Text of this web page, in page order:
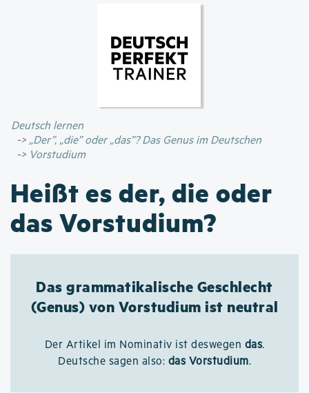
Inhalt
Deutsch lernen
„Der”, „die” oder „das”? Das Genus im Deutschen
Vorstudium
Heißt es der, die oder
das Vorstudium?
Das grammatikalische Geschlecht
(Genus) von Vorstudium ist neutral
Der Artikel im Nominativ ist deswegen das.
Deutsche sagen also: das Vorstudium.